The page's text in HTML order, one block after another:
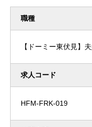
職種
【ドーミー東伏見】
求人コード
HFM-FRK-019